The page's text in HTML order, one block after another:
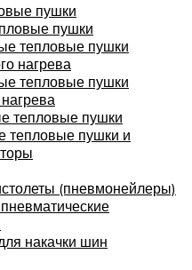
пушки
пушки
тепловые пушки
нагрева
тепловые пушки
тепловые пушки
тепловые пушки и
(пневмонейлеры)
накачки шин